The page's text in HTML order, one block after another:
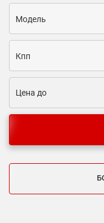
Модель
Кпп